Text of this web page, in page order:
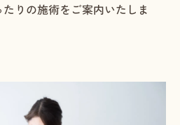
りの施術をご案内いたしま